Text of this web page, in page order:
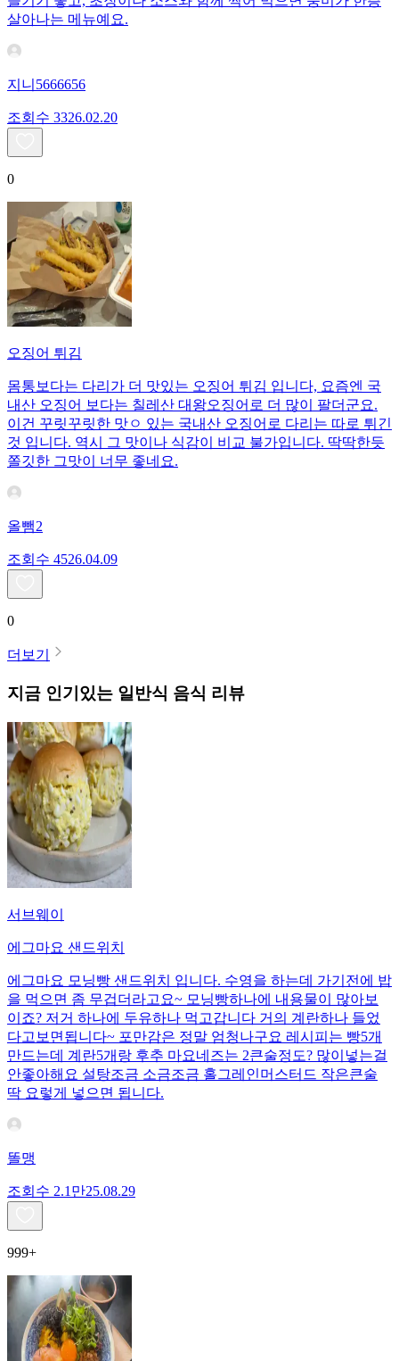
살아나는 메뉴예요.
지니5666656
조회수 3326.02.20
0
오징어 튀김
몸통보다는 다리가 더 맛있는 오징어 튀김 입니다, 요즘엔 국
내산 오징어 보다는 칠레산 대왕오징어로 더 많이 팔더군요.
이건 꾸릿꾸릿한 맛ㅇ 있는 국내산 오징어로 다리는 따로 튀긴
것 입니다. 역시 그 맛이나 식감이 비교 불가입니다. 딱딱한듯
쫄깃한 그맛이 너무 좋네요.
올뺌2
조회수 4526.04.09
0
더보기
지금 인기있는 일반식 음식 리뷰
서브웨이
에그마요 샌드위치
에그마요 모닝빵 샌드위치 입니다. 수영을 하는데 가기전에 밥
을 먹으면 좀 무겁더라고요~ 모닝빵하나에 내용물이 많아보
이죠? 저거 하나에 두유하나 먹고갑니다 거의 계란하나 들었
다고보면됩니다~ 포만감은 정말 엄청나구요 레시피는 빵5개
만드는데 계란5개랑 후추 마요네즈는 2큰술정도? 많이넣는걸
안좋아해요 설탕조금 소금조금 홀그레인머스터드 작은큰술
딱 요렇게 넣으면 됩니다.
똘맹
조회수 2.1만25.08.29
999+